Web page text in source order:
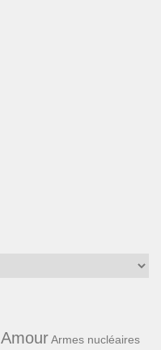
AmourArmes nucléaires